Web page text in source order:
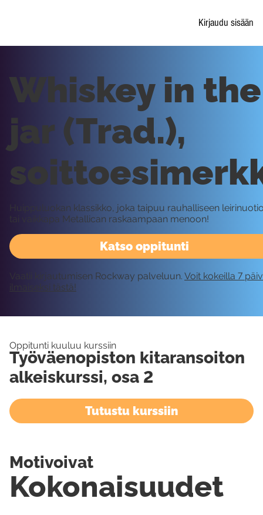
Kirjaudu sisään
Katso oppitunti
Whiskey in the
jar (Trad.),
Huippuluokan klassikko, joka taipuu rauhalliseen
tai vaikkapa Metallican raskaampaan menoon!
Vaatii kirjautumisen Rockway palveluun. Voit kokeilla 7
ilmaiseksi tästä!
Oppitunti kuuluu kurssiin
Työväenopiston kitaransoiton
alkeiskurssi, osa 2
Tutustu kurssiin
Kokonaisuudet
Motivoivat